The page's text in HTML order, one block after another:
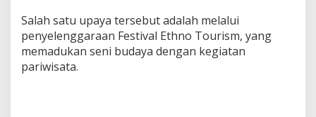
Salah satu upaya tersebut adalah melalui
penyelenggaraan Festival Ethno Tourism, yang
memadukan seni budaya dengan kegiatan
pariwisata.